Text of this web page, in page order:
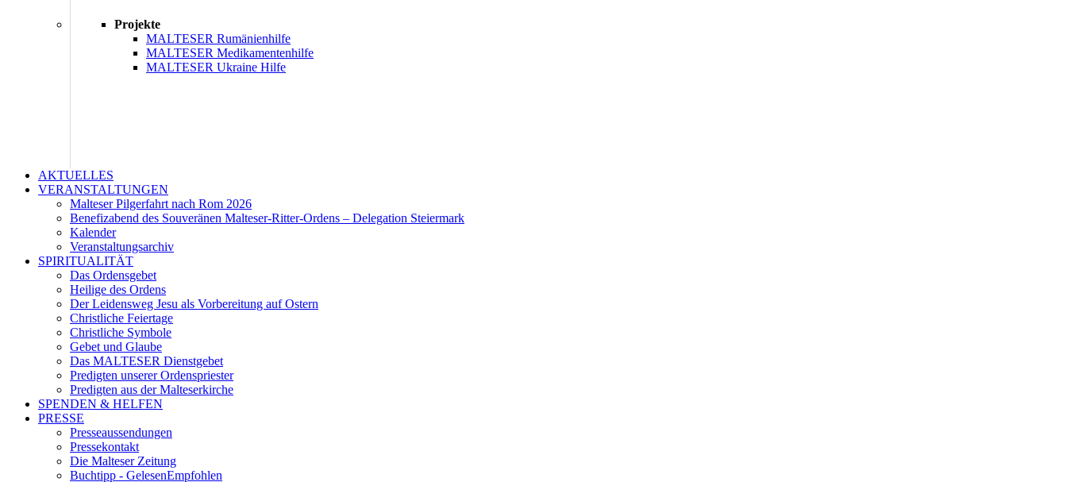
Projekte
MALTESER Rumänienhilfe
MALTESER Medikamentenhilfe
MALTESER Ukraine Hilfe
AKTUELLES
VERANSTALTUNGEN
Malteser Pilgerfahrt nach Rom 2026
Benefizabend des Souveränen Malteser-Ritter-Ordens – Delegation Steiermark
Kalender
Veranstaltungsarchiv
SPIRITUALITÄT
Das Ordensgebet
Heilige des Ordens
Der Leidensweg Jesu als Vorbereitung auf Ostern
Christliche Feiertage
Christliche Symbole
Gebet und Glaube
Das MALTESER Dienstgebet
Predigten unserer Ordenspriester
Predigten aus der Malteserkirche
SPENDEN & HELFEN
PRESSE
Presseaussendungen
Pressekontakt
Die Malteser Zeitung
Buchtipp - GelesenEmpfohlen